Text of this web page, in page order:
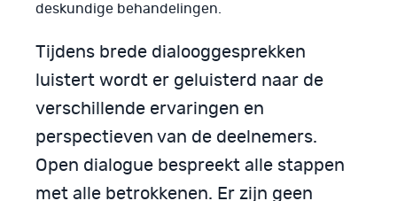
deskundige behandelingen.
Tijdens brede dialooggesprekken
luistert wordt er geluisterd naar de
verschillende ervaringen en
perspectieven van de deelnemers.
Open dialogue bespreekt alle stappen
met alle betrokkenen. Er zijn geen